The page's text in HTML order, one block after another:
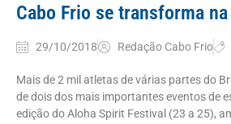
Cabo Frio se transforma
29/10/2018 Redação Cabo Frio
Mais de 2 mil atletas de várias partes do
de dois dos mais importantes eventos de
edição do Aloha Spirit Festival (23 a 25),